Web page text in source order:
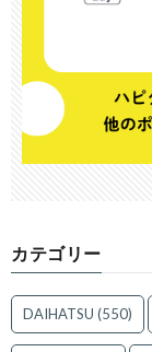
カテゴリー
DAIHATSU (550)